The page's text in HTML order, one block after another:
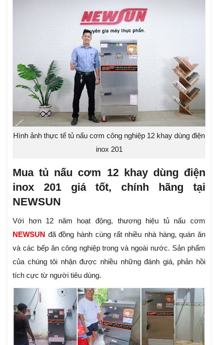
Hình ảnh thực tế tủ nấu cơm công nghiệp 12 khay dùng điện
inox 201
Mua tủ nấu cơm 12 khay dùng điện
inox 201 giá tốt, chính hãng tại
NEWSUN
Với hơn 12 năm hoạt động, thương hiệu tủ nấu cơm
NEWSUN đã đồng hành cùng rất nhiều nhà hàng, quán ăn
và các bếp ăn công nghiệp trong và ngoài nước. Sản phẩm
của chúng tôi nhận được nhiều những đánh giá, phản hồi
tích cực từ người tiêu dùng.